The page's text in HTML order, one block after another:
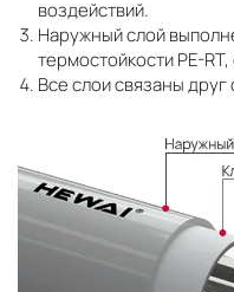
воздействий.
Наружный слой
термостойкости PE-
Все слои связаны